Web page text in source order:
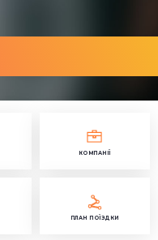
КОМПАНІЇ
ПЛАН ПОЇЗДКИ